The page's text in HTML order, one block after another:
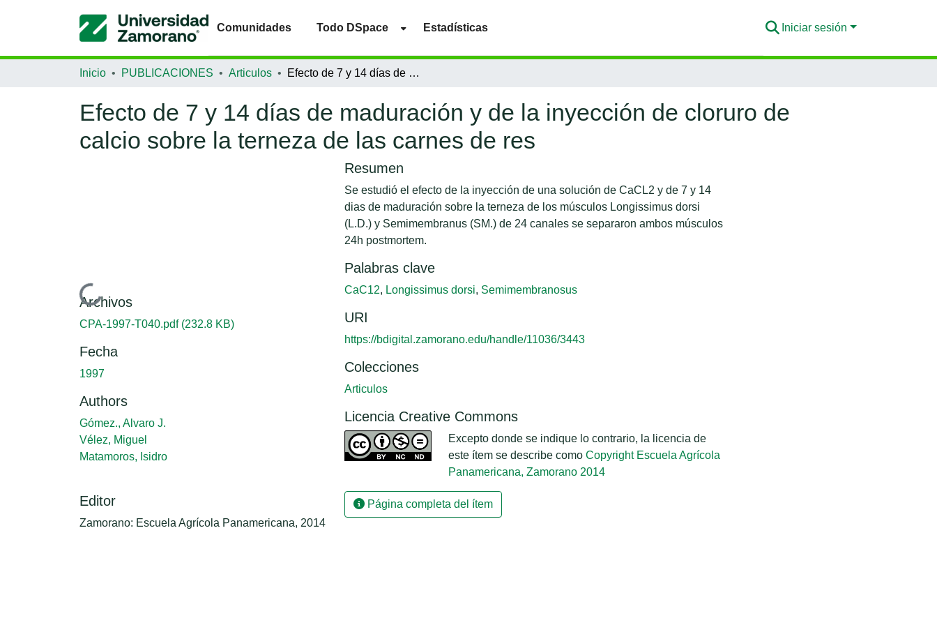
Comunidades Todo DSpace Estadísticas Iniciar sesión
Inicio PUBLICACIONES Articulos Efecto de 7 y 14 días de maduración y de la inyección de cloruro de calcio sobre la terneza de las carnes de res
Efecto de 7 y 14 días de maduración y de la inyección de cloruro de
calcio sobre la terneza de las carnes de res
Cargando...
Archivos
CPA-1997-T040.pdf (232.8 KB)
Fecha
1997
Authors
Gómez., Alvaro J.
Vélez, Miguel
Matamoros, Isidro
Editor
Zamorano: Escuela Agrícola Panamericana, 2014
Resumen
Se estudió el efecto de la inyección de una solución de CaCL2 y de 7 y 14
dias de maduración sobre la terneza de los músculos Longissimus dorsi
(L.D.) y Semimembranus (SM.) de 24 canales se separaron ambos músculos
24h postmortem.
Palabras clave
CaC12, Longissimus dorsi, Semimembranosus
URI
https://bdigital.zamorano.edu/handle/11036/3443
Colecciones
Articulos
Licencia Creative Commons
Excepto donde se indique lo contrario, la licencia de
este ítem se describe como Copyright Escuela Agrícola
Panamericana, Zamorano 2014
Página completa del ítem